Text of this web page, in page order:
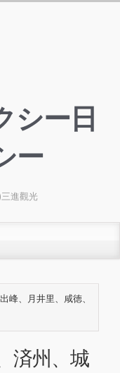
シー日
ー
進觀光
峰、月井里、咸徳、
済州、城